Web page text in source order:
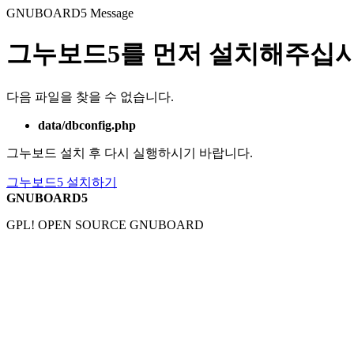
GNUBOARD5 Message
그누보드5를 먼저 설치해주십
다음 파일을 찾을 수 없습니다.
data/dbconfig.php
그누보드 설치 후 다시 실행하시기 바랍니다.
그누보드5 설치하기
GNUBOARD5
GPL! OPEN SOURCE GNUBOARD